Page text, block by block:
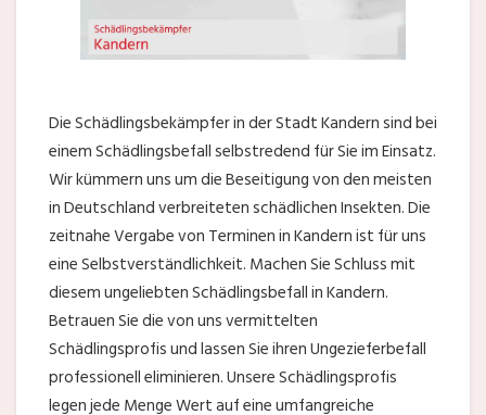
Die Schädlingsbekämpfer in der Stadt Kandern sind bei
einem Schädlingsbefall selbstredend für Sie im Einsatz.
Wir kümmern uns um die Beseitigung von den meisten
in Deutschland verbreiteten schädlichen Insekten. Die
zeitnahe Vergabe von Terminen in Kandern ist für uns
eine Selbstverständlichkeit. Machen Sie Schluss mit
diesem ungeliebten Schädlingsbefall in Kandern.
Betrauen Sie die von uns vermittelten
Schädlingsprofis und lassen Sie ihren Ungezieferbefall
professionell eliminieren. Unsere Schädlingsprofis
legen jede Menge Wert auf eine umfangreiche